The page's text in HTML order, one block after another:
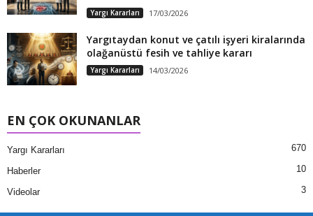
Yargı Kararları 17/03/2026
Yargıtaydan konut ve çatılı işyeri kiralarında
olağanüstü fesih ve tahliye kararı
Yargı Kararları 14/03/2026
EN ÇOK OKUNANLAR
Yargı Kararları 670
Haberler 10
Videolar 3